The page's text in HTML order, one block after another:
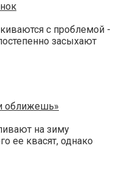
с проблемой -
засыхают
оближешь»
на зиму
ее квасят, однако